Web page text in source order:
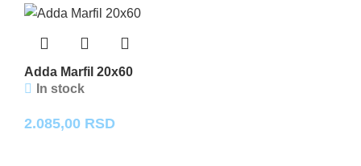
Adda Marfil 20x60
In stock
2.085,00 RSD